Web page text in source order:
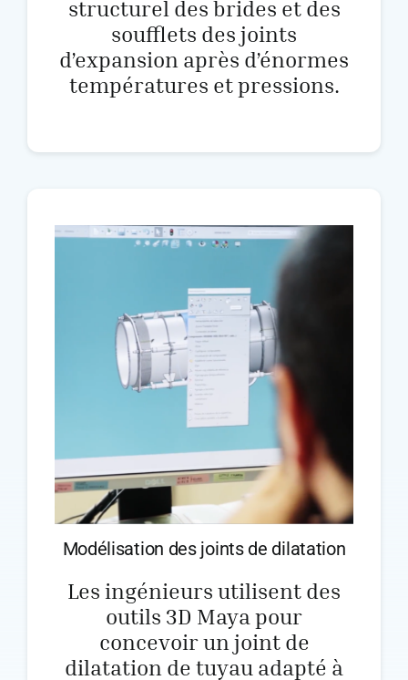
structurel des brides et des
soufflets des joints
d’expansion après d’énormes
températures et pressions.
Modélisation des joints de dilatation
Les ingénieurs utilisent des
outils 3D Maya pour
concevoir un joint de
dilatation de tuyau adapté à